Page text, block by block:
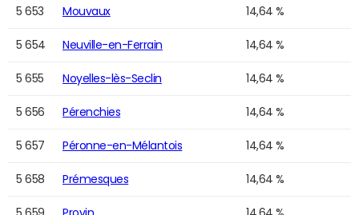
5 653 Mouvaux 14,64 %
5 654 Neuville-en-Ferrain 14,64 %
5 655 Noyelles-lès-Seclin 14,64 %
5 656 Pérenchies 14,64 %
5 657 Péronne-en-Mélantois 14,64 %
5 658 Prémesques 14,64 %
5 659 Provin 14,64 %